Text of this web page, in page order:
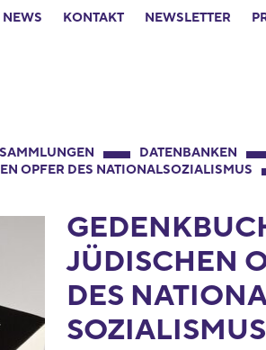
NEWS KONTAKT NEWSLETTER
DATENBANKEN
OPFER DES NATIONALSOZIALISMUS
JÜDISCHEN
DES
SOZIALISMUS